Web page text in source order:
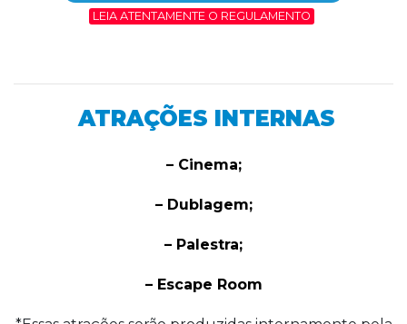
LEIA ATENTAMENTE O REGULAMENTO
ATRAÇÕES INTERNAS
– Cinema;
– Dublagem;
– Palestra;
– Escape Room